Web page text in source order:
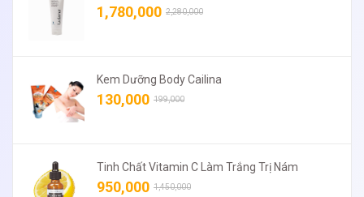
1,780,000 2,280,000
Kem Dưỡng Body Cailina
130,000 199,000
Tinh Chất Vitamin C Làm Trắng Trị Nám
950,000 1,450,000